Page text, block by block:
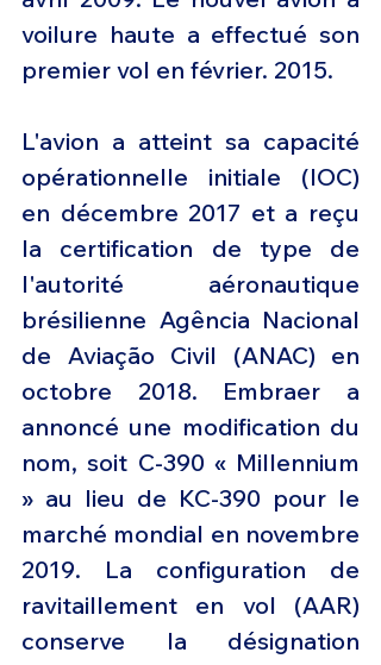
voilure haute a effectué son
premier vol en février. 2015.
L'avion a atteint sa capacité
opérationnelle initiale (IOC)
en décembre 2017 et a reçu
la certification de type de
l'autorité aéronautique
brésilienne Agência Nacional
de Aviação Civil (ANAC) en
octobre 2018. Embraer a
annoncé une modification du
nom, soit C-390 « Millennium
» au lieu de KC-390 pour le
marché mondial en novembre
2019. La configuration de
ravitaillement en vol (AAR)
conserve la désignation